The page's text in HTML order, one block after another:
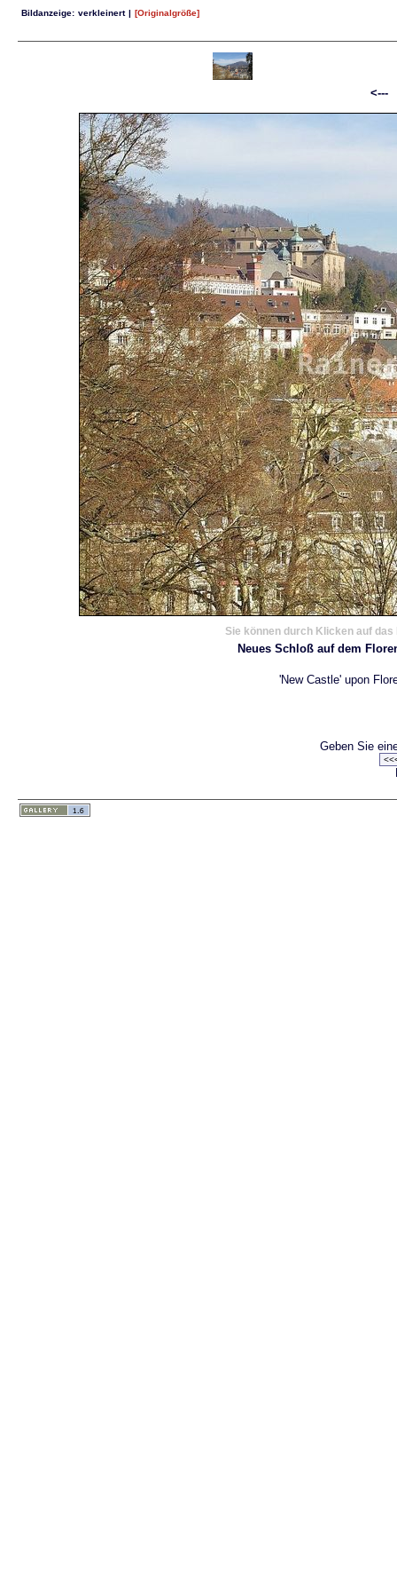
Bildanzeige: verkleinert | [Originalgröße]
Sie können durch Klicken auf
Neues Schloß auf dem
'New Castle' upon
Geben Sie